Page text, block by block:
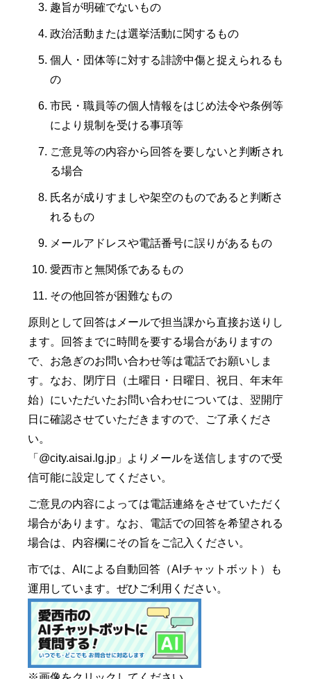
趣旨が明確でないもの
政治活動または選挙活動に関するもの
個人・団体等に対する誹謗中傷と捉えられるも
の
市民・職員等の個人情報をはじめ法令や条例等
により規制を受ける事項等
ご意見等の内容から回答を要しないと判断され
る場合
氏名が成りすましや架空のものであると判断さ
れるもの
メールアドレスや電話番号に誤りがあるもの
愛西市と無関係であるもの
その他回答が困難なもの
原則として回答はメールで担当課から直接お送りし
ます。回答までに時間を要する場合がありますの
で、お急ぎのお問い合わせ等は電話でお願いしま
す。なお、閉庁日（土曜日・日曜日、祝日、年末年
始）にいただいたお問い合わせについては、翌開庁
日に確認させていただきますので、ご了承くださ
い。
「@city.aisai.lg.jp」よりメールを送信しますので受
信可能に設定してください。
ご意見の内容によっては電話連絡をさせていただく
場合があります。なお、電話での回答を希望される
場合は、内容欄にその旨をご記入ください。
市では、AIによる自動回答（AIチャットボット）も
運用しています。ぜひご利用ください。